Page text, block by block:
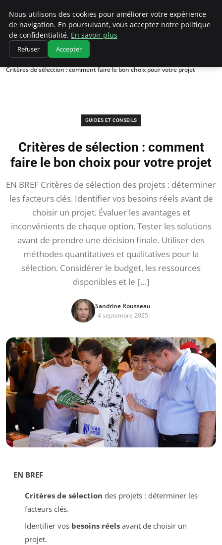
Chasseur De Tête
Accueil
Guides et Conseils
Critères de sélection : comment faire le bon choix pour votre projet
GUIDES ET CONSEILS
Critères de sélection : comment
faire le bon choix pour votre projet
EN BREF Critères de sélection des projets : déterminer
les facteurs clés. Identifier vos besoins réels avant de
choisir un projet. Évaluer les avantages et
inconvénients de chaque option. Tester les solutions
avant de prendre une décision finale. Utiliser des
méthodes quantitatives et qualitatives pour la
sélection. Considérer le budget, les ressources
disponibles et le […]
Sandrine Rousseau
4 septembre 2025
EN BREF
Critères de sélection des projets : déterminer les
facteurs clés.
Identifier vos besoins réelsavant de choisir un
projet.
Nous utilisons des cookies pour améliorer votre expérience
de navigation. En poursuivant, vous acceptez notre politique
de confidentialité. En savoir plus
Refuser Accepter